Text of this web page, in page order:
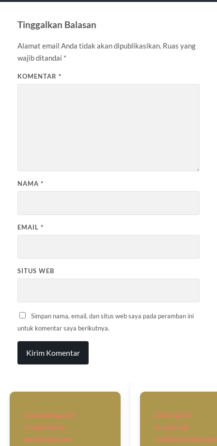
Tinggalkan Balasan
Alamat email Anda tidak akan dipublikasikan. Ruas yang
wajib ditandai *
KOMENTAR *
NAMA *
EMAIL *
SITUS WEB
Simpan nama, email, dan situs web saya pada peramban ini
untuk komentar saya berikutnya.
rssamalang.com
rsiapermata-
purworejo.com
rshah-go.id
rspplaju.id